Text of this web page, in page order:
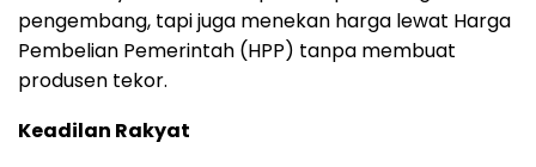
pengembang, tapi juga menekan harga lewat Harga
Pembelian Pemerintah (HPP) tanpa membuat
produsen tekor.
Keadilan Rakyat